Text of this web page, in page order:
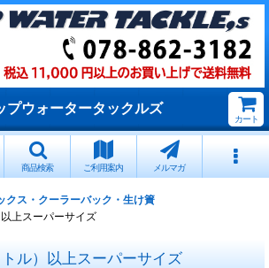
プウォータータックルズ
カート
商品検索 ご利用案内 メルマガ
クス・クーラーバック・生け簀
上スーパーサイズ
ル）以上スーパーサイズ